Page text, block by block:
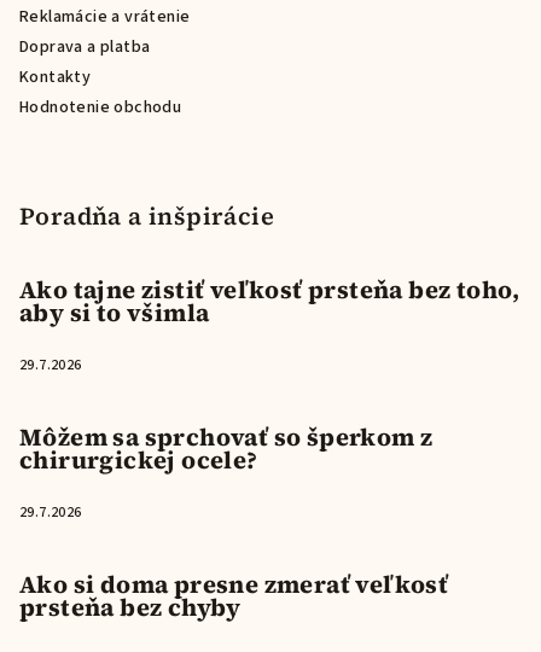
Reklamácie a vrátenie
Doprava a platba
Kontakty
Hodnotenie obchodu
Poradňa a inšpirácie
Ako tajne zistiť veľkosť prsteňa bez toho,
aby si to všimla
29.7.2026
Môžem sa sprchovať so šperkom z
chirurgickej ocele?
29.7.2026
Ako si doma presne zmerať veľkosť
prsteňa bez chyby